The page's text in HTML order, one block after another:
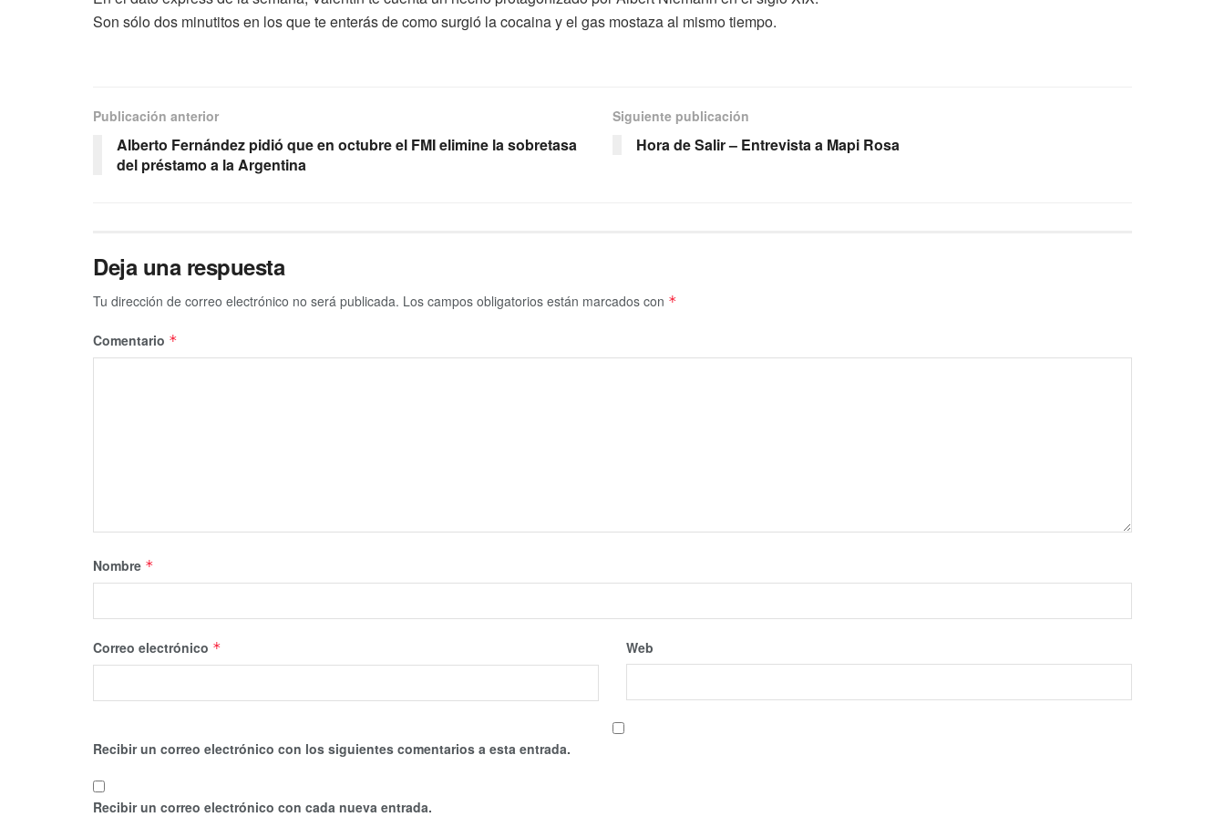
Son sólo dos minutitos en los que te enterás de como surgió la cocaina y el gas mostaza al mismo tiempo.
Publicación anterior
Alberto Fernández pidió que en octubre el FMI elimine la sobretasa
del préstamo a la Argentina
Siguiente publicación
Hora de Salir – Entrevista a Mapi Rosa
Deja una respuesta
Tu dirección de correo electrónico no será publicada. Los campos obligatorios están marcados con *
Comentario *
Nombre *
Correo electrónico * Web
Recibir un correo electrónico con los siguientes comentarios a esta entrada.
Recibir un correo electrónico con cada nueva entrada.